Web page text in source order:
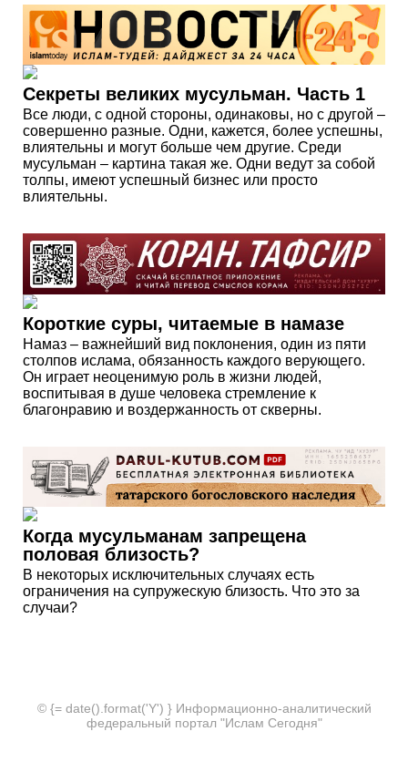
Секреты великих мусульман. Часть 1
Все люди, с одной стороны, одинаковы, но с другой –
совершенно разные. Одни, кажется, более успешны,
влиятельны и могут больше чем другие. Среди
мусульман – картина такая же. Одни ведут за собой
толпы, имеют успешный бизнес или просто
влиятельны.
Короткие суры, читаемые в намазе
Намаз – важнейший вид поклонения, один из пяти
столпов ислама, обязанность каждого верующего.
Он играет неоценимую роль в жизни людей,
воспитывая в душе человека стремление к
благонравию и воздержанность от скверны.
Когда мусульманам запрещена
половая близость?
В некоторых исключительных случаях есть
ограничения на супружескую близость. Что это за
случаи?
© {= date().format('Y') } Информационно-аналитический
федеральный портал "Ислам Сегодня"